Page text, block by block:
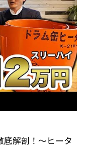
底解剖！～ヒータ